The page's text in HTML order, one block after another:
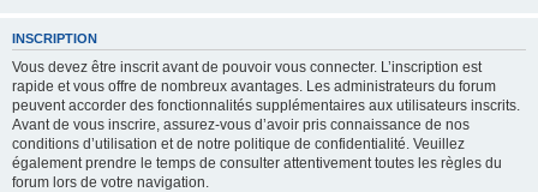
INSCRIPTION
Vous devez être inscrit avant de pouvoir vous connecter. L’inscription est
rapide et vous offre de nombreux avantages. Les administrateurs du forum
peuvent accorder des fonctionnalités supplémentaires aux utilisateurs inscrits.
Avant de vous inscrire, assurez-vous d’avoir pris connaissance de nos
conditions d’utilisation et de notre politique de confidentialité. Veuillez
également prendre le temps de consulter attentivement toutes les règles du
forum lors de votre navigation.